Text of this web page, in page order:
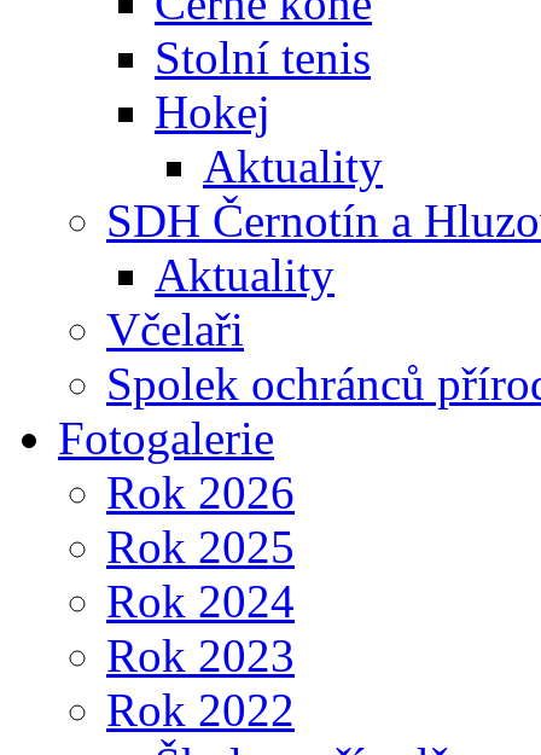
Stolní tenis
Hokej
Aktuality
SDH Černotín a
Aktuality
Včelaři
Spolek ochránců
Fotogalerie
Rok 2026
Rok 2025
Rok 2024
Rok 2023
Rok 2022